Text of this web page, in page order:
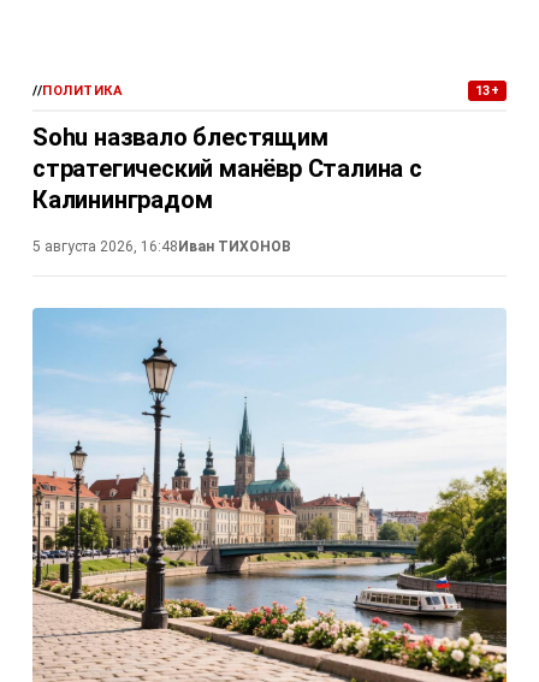
//ПОЛИТИКА 13+
Sohu назвало блестящим
стратегический манёвр Сталина с
Калининградом
5 августа 2026, 16:48Иван ТИХОНОВ